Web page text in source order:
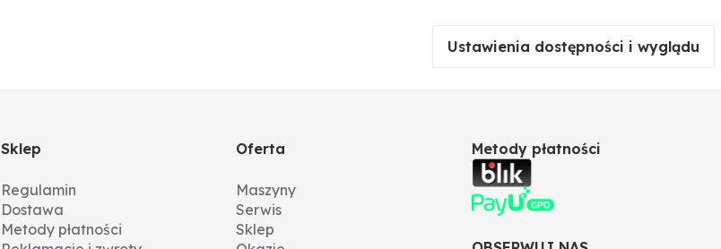
Ustawienia dostępności i wyglądu
Sklep
Regulamin
Dostawa
Metody płatności
Oferta
Maszyny
Serwis
Sklep
Metody płatności